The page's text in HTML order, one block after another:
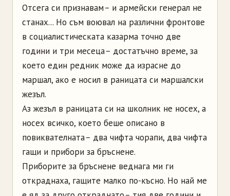
Отсега си признавам – и армейски генерал не
станах... Но съм воювал на различни фронтове
в социалистическата казарма точно две
години и три месеца – достатъчно време, за
което един редник може да израсне до
маршал, ако е носил в раницата си маршалски
жезъл.
Аз жезъл в раницата си на школник не носех, а
носех всичко, което беше описано в
повиквателната – два чифта чорапи, два чифта
гащи и прибори за бръснене.
Приборите за бръснене веднага ми ги
откраднаха, гащите малко по-късно. Но най ме